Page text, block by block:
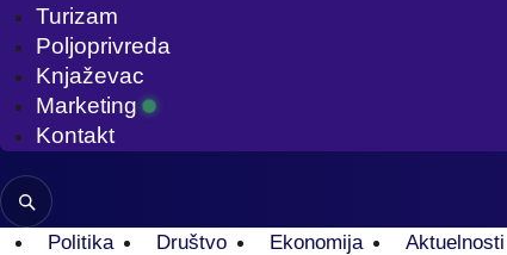
Turizam
Poljoprivreda
Knjaževac
Marketing
Kontakt
Politika Društvo Ekonomija Aktuelnosti